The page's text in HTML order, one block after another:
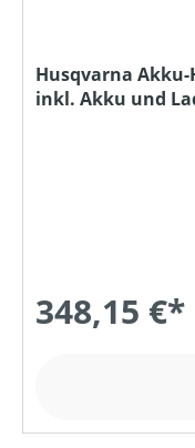
Husqvarna Akku-
inkl. Akku und
348,15 €*